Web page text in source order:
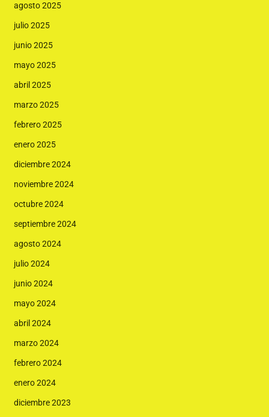
agosto 2025
julio 2025
junio 2025
mayo 2025
abril 2025
marzo 2025
febrero 2025
enero 2025
diciembre 2024
noviembre 2024
octubre 2024
septiembre 2024
agosto 2024
julio 2024
junio 2024
mayo 2024
abril 2024
marzo 2024
febrero 2024
enero 2024
diciembre 2023